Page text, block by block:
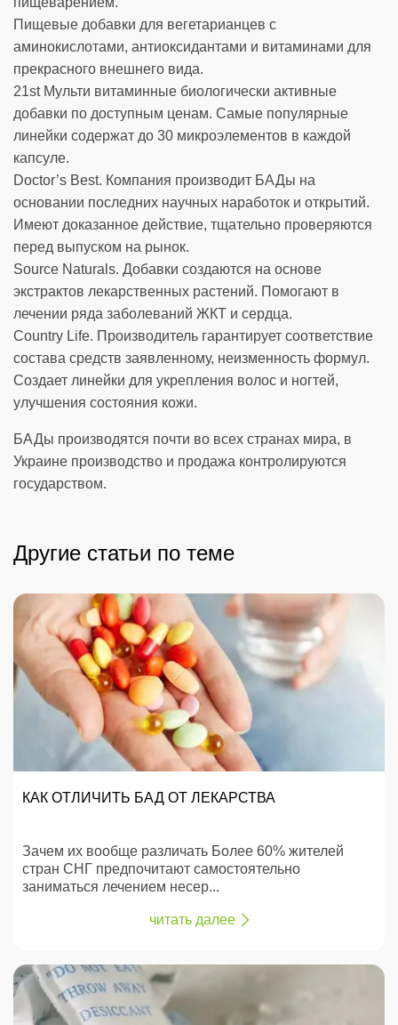
Пищевые добавки для вегетарианцев с
аминокислотами, антиоксидантами и витаминами для
прекрасного внешнего вида.
21st Мульти витаминные биологически активные
добавки по доступным ценам. Самые популярные
линейки содержат до 30 микроэлементов в каждой
капсуле.
Doctor’s Best. Компания производит БАДы на
основании последних научных наработок и открытий.
Имеют доказанное действие, тщательно проверяются
перед выпуском на рынок.
Source Naturals. Добавки создаются на основе
экстрактов лекарственных растений. Помогают в
лечении ряда заболеваний ЖКТ и сердца.
Country Life. Производитель гарантирует соответствие
состава средств заявленному, неизменность формул.
Создает линейки для укрепления волос и ногтей,
улучшения состояния кожи.
БАДы производятся почти во всех странах мира, в
Украине производство и продажа контролируются
государством.
Другие статьи по теме
КАК ОТЛИЧИТЬ БАД ОТ ЛЕКАРСТВА
Зачем их вообще различать Более 60% жителей
стран СНГ предпочитают самостоятельно
заниматься лечением несер...
читать далее